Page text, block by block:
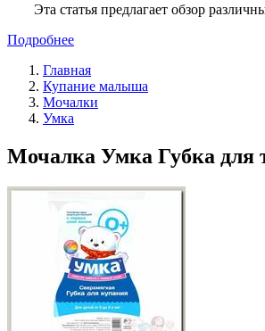
Эта статья предлагает обзор
Подробнее
Главная
Купание малыша
Мочалки
Умка
Мочалка Умка Губка для